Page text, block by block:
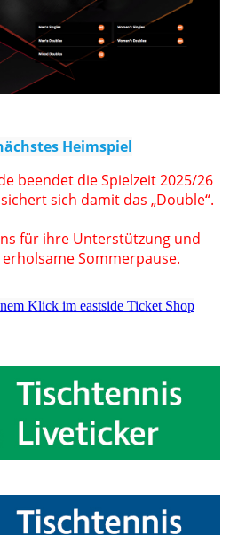
Heimspiel
beendet die Spielzeit 2025/26
sich damit das „Double“.
für ihre Unterstützung und
Sommerpause.
Klick im eastside Ticket Shop